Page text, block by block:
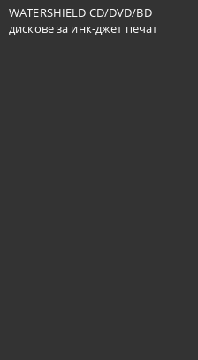
WATERSHIELD CD/DVD/BD
дискове за инк-джет печат